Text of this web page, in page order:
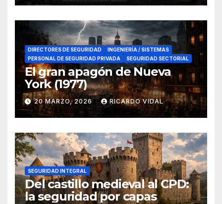
DIRECTORES DE SEGURIDAD
INGENIERÍA / SISTEMAS
PERSONAL DE SEGURIDAD PRIVADA
SEGURIDAD SECTORIAL
El gran apagón de Nueva
York (1977)
20 MARZO, 2026 RICARDO VIDAL
SEGURIDAD INTEGRAL
Del castillo medieval al CPD:
la seguridad por capas